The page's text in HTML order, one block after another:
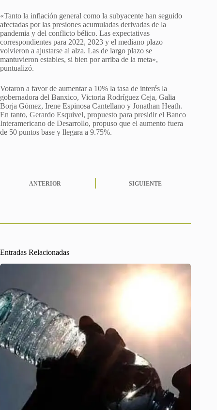
«Tanto la inflación general como la subyacente han seguido
afectadas por las presiones acumuladas derivadas de la
pandemia y del conflicto bélico. Las expectativas
correspondientes para 2022, 2023 y el mediano plazo
volvieron a ajustarse al alza. Las de largo plazo se
mantuvieron estables, si bien por arriba de la meta»,
puntualizó.
Votaron a favor de aumentar a 10% la tasa de interés la
gobernadora del Banxico, Victoria Rodríguez Ceja, Galia
Borja Gómez, Irene Espinosa Cantellano y Jonathan Heath.
En tanto, Gerardo Esquivel, propuesto para presidir el Banco
Interamericano de Desarrollo, propuso que el aumento fuera
de 50 puntos base y llegara a 9.75%.
ANTERIOR SIGUIENTE
Entradas Relacionadas